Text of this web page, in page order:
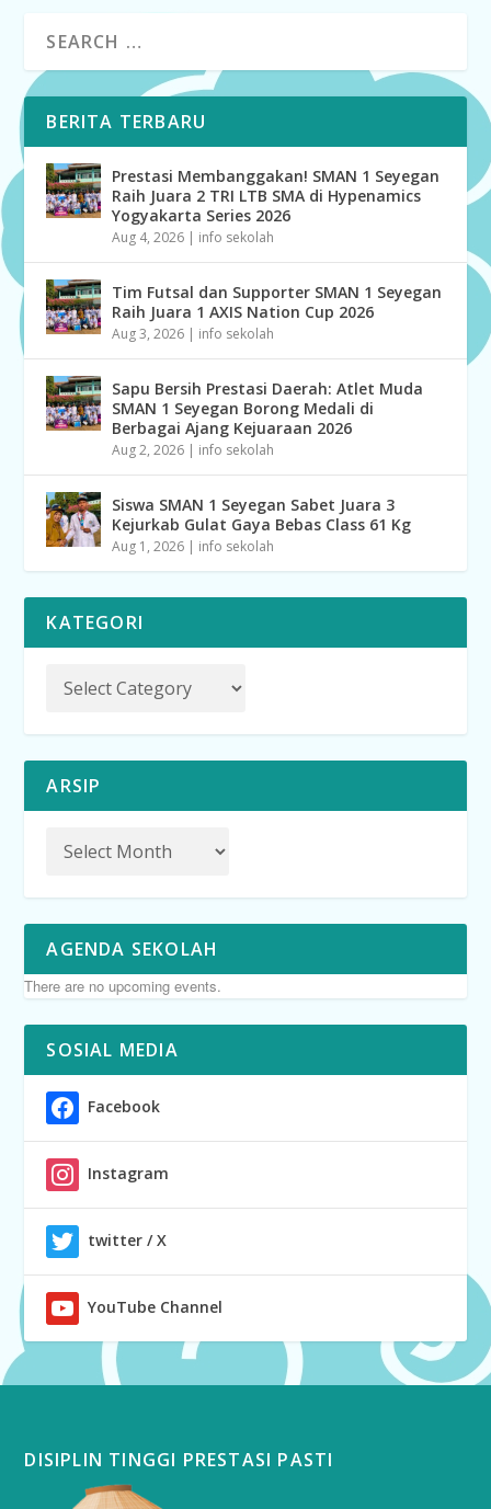
BERITA TERBARU
Prestasi Membanggakan! SMAN 1 Seyegan
Raih Juara 2 TRI LTB SMA di Hypenamics
Yogyakarta Series 2026
Aug 4, 2026 info sekolah
Tim Futsal dan Supporter SMAN 1 Seyegan
Raih Juara 1 AXIS Nation Cup 2026
Aug 3, 2026 info sekolah
Sapu Bersih Prestasi Daerah: Atlet Muda
SMAN 1 Seyegan Borong Medali di
Berbagai Ajang Kejuaraan 2026
Aug 2, 2026 info sekolah
Siswa SMAN 1 Seyegan Sabet Juara 3
Kejurkab Gulat Gaya Bebas Class 61 Kg
Aug 1, 2026 info sekolah
KATEGORI
ARSIP
AGENDA SEKOLAH
There are no upcoming events.
SOSIAL MEDIA
Facebook
Instagram
twitter / X
YouTube Channel
DISIPLIN TINGGI PRESTASI PASTI